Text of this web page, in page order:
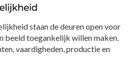
staan de deuren open voor
beeld toegankelijk willen maken.
vaardigheden, productie en